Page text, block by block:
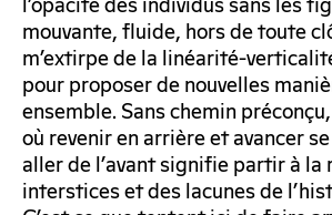
mouvante, fluide, hors de toute
m’extirpe de la linéarité-
pour proposer de nouvelles
ensemble. Sans chemin
où revenir en arrière et avancer
aller de l’avant signifie partir à la
interstices et des lacunes de